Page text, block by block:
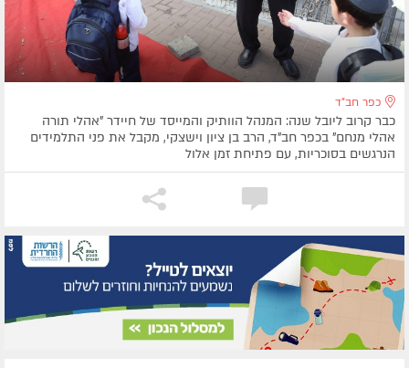
כפר חב"ד
כבר קרוב ליובל שנה: המנהל הוותיק והמייסד של חיידר "אהלי תורה
אהלי מנחם" בכפר חב"ד, הרב בן ציון וישצקי, מקבל את פני התלמידים
הנרגשים בסוכריות, עם פתיחת זמן אלול